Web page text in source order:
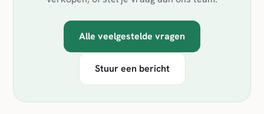
Alle veelgestelde vragen
Stuur een bericht